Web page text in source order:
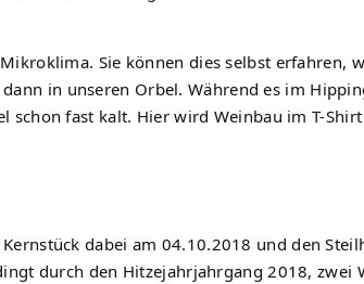
Sie können dies selbst erfahren,
in unseren Orbel. Während es im
fast kalt. Hier wird Weinbau im T-
dabei am 04.10.2018 und den
durch den Hitzejahrjahrgang 2018, zwei